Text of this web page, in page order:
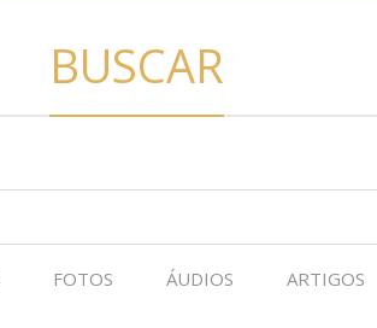
BUSCAR
FOTOS ÁUDIOS ARTIGOS